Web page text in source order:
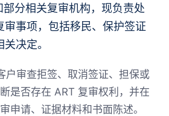
分相关复审机构，现负责处
审事项，包括移民、保护签证
决定。
户审查拒签、取消签证、担保或
是否存在 ART 复审权利，并在
申请、证据材料和书面陈述。